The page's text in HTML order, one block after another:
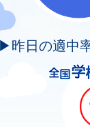
▶昨日の適中